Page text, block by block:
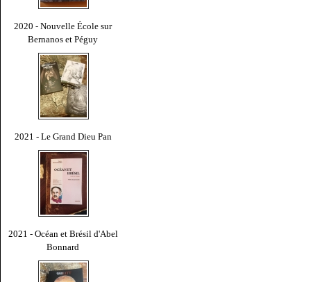
2020 - Nouvelle École sur
Bernanos et Péguy
2021 - Le Grand Dieu Pan
2021 - Océan et Brésil d'Abel
Bonnard